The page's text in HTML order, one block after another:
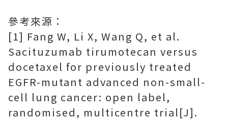
參考來源：
[1] Fang W, Li X, Wang Q, et al.
Sacituzumab tirumotecan versus
docetaxel for previously treated
EGFR-mutant advanced non-small-
cell lung cancer: open label,
randomised, multicentre trial[J].